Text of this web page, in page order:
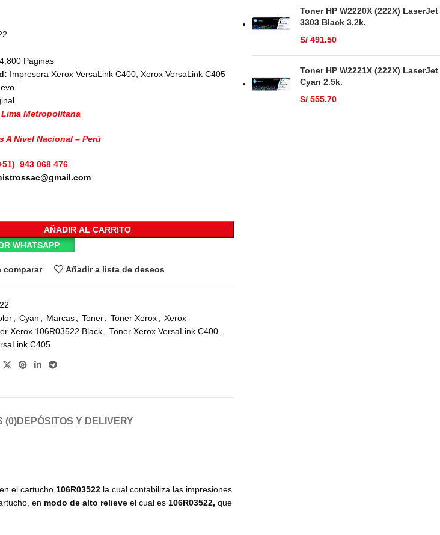
4,800 Páginas
Impresora Xerox VersaLink C400, Xerox VersaLink C405
Metropolitana
A Nivel Nacional – Perú
943 068 476
AÑADIR AL CARRITO
WHATSAPP
comparar Añadir a lista de deseos
Cyan Marcas Toner Toner Xerox
Xerox
Xerox 106R03522 Black Toner Xerox VersaLink C400
C405
(0)DEPÓSITOS Y DELIVERY
el cartucho 106R03522 la cual contabiliza las impresiones
en modo de alto relieve el cual es 106R03522, que
Toner HP W2220X (222X) LaserJet
3303 Black 3,2k.
S/491.50
Toner HP W2221X (222X) LaserJet
Cyan 2.5k.
S/555.70